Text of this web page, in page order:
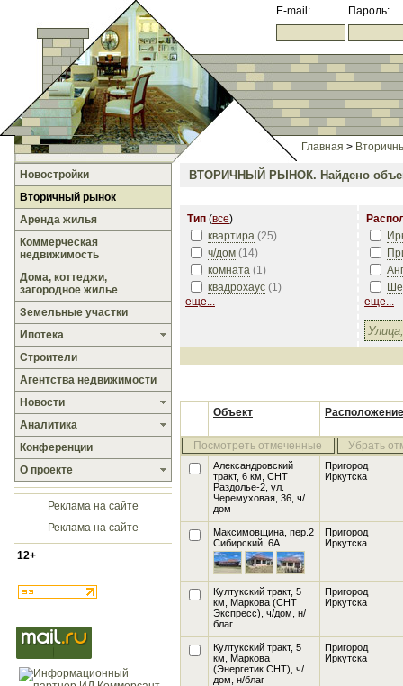
E-mail: Пароль:
Главная >
Новостройки
Вторичный рынок
Аренда жилья
Коммерческая
недвижимость
Дома, коттеджи,
загородное жилье
Земельные участки
Ипотека
Строители
Агентства недвижимости
Новости
Аналитика
Конференции
О проекте
Реклама на сайте
Реклама на сайте
12+
ВТОРИЧНЫЙ РЫНОК. Найдено
Тип (все)
квартира (25)
ч/дом (14)
комната (1)
квадрохаус (1)
еще...
еще...
Объект Расположение
Посмотреть отмеченные Убрать
Александровский
тракт, 6 км, СНТ
Раздолье-2, ул.
Черемуховая, 36 , ч/
дом
Пригород
Иркутска
Максимовщина, пер.2
Сибирский, 6А
Пригород
Иркутска
Култукский тракт, 5
км, Маркова (СНТ
Экспресс), ч/дом, н/
благ
Пригород
Иркутска
Култукский тракт, 5
км, Маркова
(Энергетик СНТ), ч/
дом, н/благ
Пригород
Иркутска